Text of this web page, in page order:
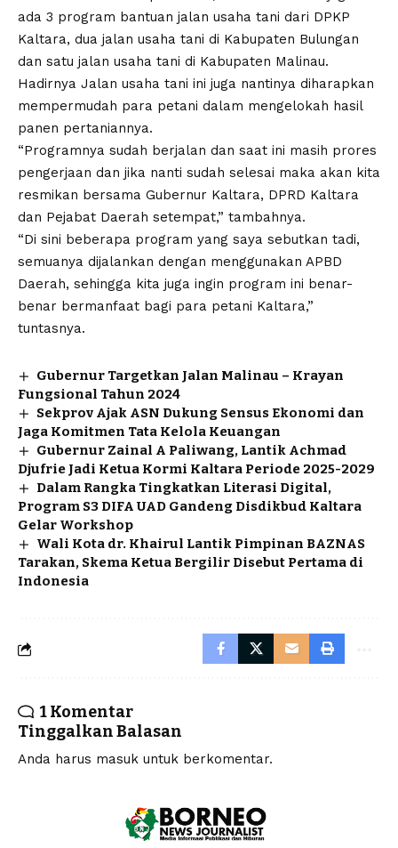
ada 3 program bantuan jalan usaha tani dari DPKP
Kaltara, dua jalan usaha tani di Kabupaten Bulungan
dan satu jalan usaha tani di Kabupaten Malinau.
Hadirnya Jalan usaha tani ini juga nantinya diharapkan
mempermudah para petani dalam mengelokah hasil
panen pertaniannya.
“Programnya sudah berjalan dan saat ini masih prores
pengerjaan dan jika nanti sudah selesai maka akan kita
resmikan bersama Gubernur Kaltara, DPRD Kaltara
dan Pejabat Daerah setempat,” tambahnya.
“Di sini beberapa program yang saya sebutkan tadi,
semuanya dijalankan dengan menggunakan APBD
Daerah, sehingga kita juga ingin program ini benar-
benar bermanfaat bagi para petani Kaltara,”
tuntasnya.
Gubernur Targetkan Jalan Malinau – Krayan
Fungsional Tahun 2024
Sekprov Ajak ASN Dukung Sensus Ekonomi dan
Jaga Komitmen Tata Kelola Keuangan
Gubernur Zainal A Paliwang, Lantik Achmad
Djufrie Jadi Ketua Kormi Kaltara Periode 2025-2029
Dalam Rangka Tingkatkan Literasi Digital,
Program S3 DIFA UAD Gandeng Disdikbud Kaltara
Gelar Workshop
Wali Kota dr. Khairul Lantik Pimpinan BAZNAS
Tarakan, Skema Ketua Bergilir Disebut Pertama di
Indonesia
1 Komentar
Tinggalkan Balasan
Anda harus masuk untuk berkomentar.